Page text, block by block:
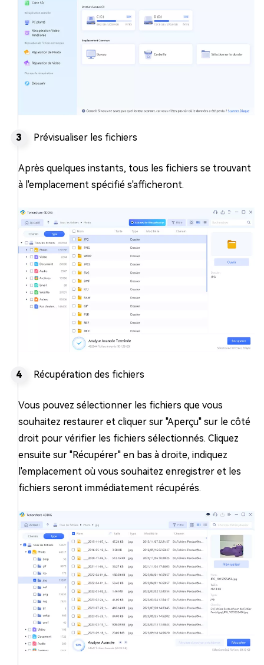
Prévisualiser les fichiers
Après quelques instants, tous les fichiers se trouvant
à l'emplacement spécifié s'afficheront.
Récupération des fichiers
Vous pouvez sélectionner les fichiers que vous
souhaitez restaurer et cliquer sur "Aperçu" sur le côté
droit pour vérifier les fichiers sélectionnés. Cliquez
ensuite sur "Récupérer" en bas à droite, indiquez
l'emplacement où vous souhaitez enregistrer et les
fichiers seront immédiatement récupérés.